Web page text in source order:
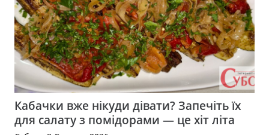
Кабачки вже нікуди дівати? Запечіть їх
для салату з помідорами — це хіт літа